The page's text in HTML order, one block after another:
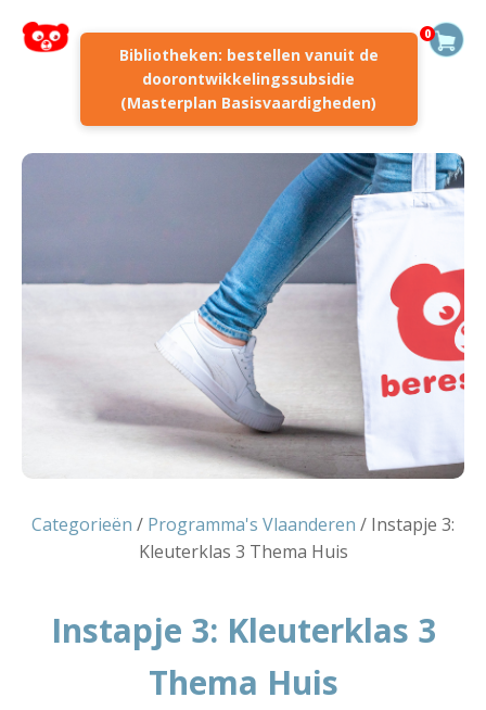
Bibliotheken: bestellen vanuit de
doorontwikkelingssubsidie
(Masterplan Basisvaardigheden)
0
Categorieën / Programma's Vlaanderen / Instapje 3:
Kleuterklas 3 Thema Huis
Instapje 3: Kleuterklas 3
Thema Huis